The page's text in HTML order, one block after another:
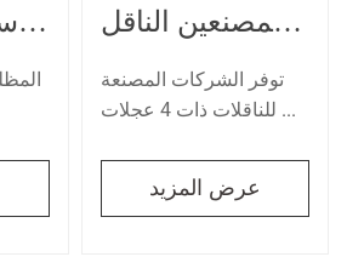
مظلة RV الصينية يمكن أن تجعل حياتك أسهل الصين 4 عجلات المصنعين الناقل
توفر الشركات المصنعة
للناقلات ذات 4 عجلات ...
عرض المزيد